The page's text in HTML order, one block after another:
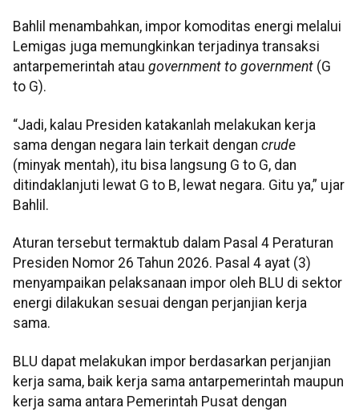
Bahlil menambahkan, impor komoditas energi melalui
Lemigas juga memungkinkan terjadinya transaksi
antarpemerintah atau government to government (G
to G).
“Jadi, kalau Presiden katakanlah melakukan kerja
sama dengan negara lain terkait dengan crude
(minyak mentah), itu bisa langsung G to G, dan
ditindaklanjuti lewat G to B, lewat negara. Gitu ya,” ujar
Bahlil.
Aturan tersebut termaktub dalam Pasal 4 Peraturan
Presiden Nomor 26 Tahun 2026. Pasal 4 ayat (3)
menyampaikan pelaksanaan impor oleh BLU di sektor
energi dilakukan sesuai dengan perjanjian kerja
sama.
BLU dapat melakukan impor berdasarkan perjanjian
kerja sama, baik kerja sama antarpemerintah maupun
kerja sama antara Pemerintah Pusat dengan